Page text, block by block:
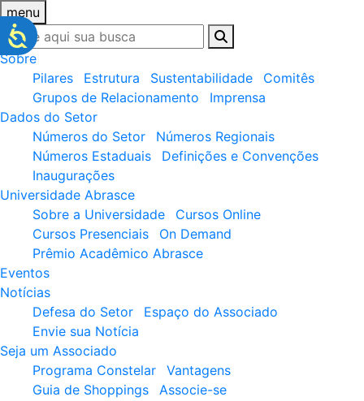
menu
Sobre
Pilares
Estrutura Sustentabilidade
Comitês
Grupos de Relacionamento
Imprensa
Dados do Setor
Números do Setor
Números Regionais
Números Estaduais
Definições e Convenções
Inaugurações
Universidade Abrasce
Sobre a Universidade
Cursos Online
Cursos Presenciais
On Demand
Prêmio Acadêmico Abrasce
Eventos
Notícias
Defesa do Setor
Espaço do Associado
Envie sua Notícia
Seja um Associado
Programa Constelar
Vantagens
Guia de Shoppings
Associe-se